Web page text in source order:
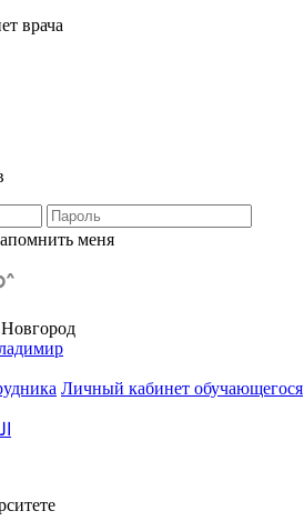
врача
меня
Личный кабинет обучающегося